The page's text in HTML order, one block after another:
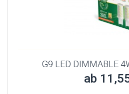
G9 LED DIMMABLE
ab